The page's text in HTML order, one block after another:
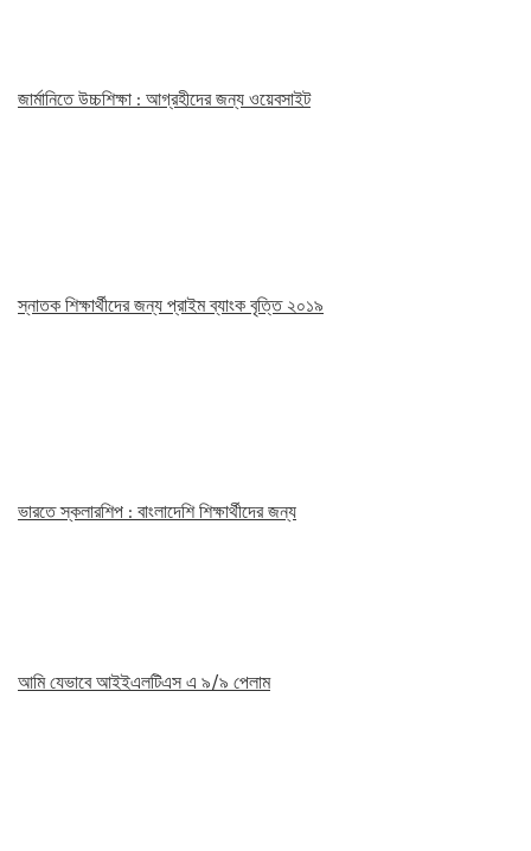
জার্মানিতে উচ্চশিক্ষা : আগ্রহীদের জন্য ওয়েবসাইট
স্নাতক শিক্ষার্থীদের জন্য প্রাইম ব্যাংক বৃত্তি ২০১৯
ভারতে স্কলারশিপ : বাংলাদেশি শিক্ষার্থীদের জন্য
আমি যেভাবে আইইএলটিএস এ ৯/৯ পেলাম